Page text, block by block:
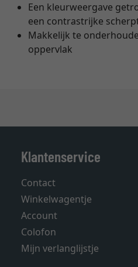
Een kleurweergave
een contrastrijke
Makkelijk te
oppervlak
Klantenservice
Contact
Winkelwagentje
Account
Colofon
Mijn verlanglijstje